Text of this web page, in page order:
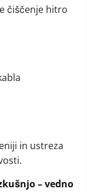
čiščenje hitro
in ustreza
– vedno